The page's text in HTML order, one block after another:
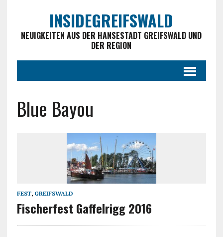
INSIDEGREIFSWALD
NEUIGKEITEN AUS DER HANSESTADT GREIFSWALD UND
DER REGION
Blue Bayou
FEST, GREIFSWALD
Fischerfest Gaffelrigg 2016